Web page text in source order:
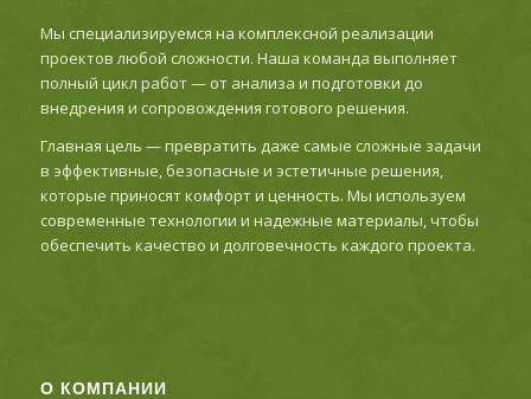
Мы специализируемся на комплексной реализации
проектов любой сложности. Наша команда выполняет
полный цикл работ — от анализа и подготовки до
внедрения и сопровождения готового решения.
Главная цель — превратить даже самые сложные задачи
в эффективные, безопасные и эстетичные решения,
которые приносят комфорт и ценность. Мы используем
современные технологии и надежные материалы, чтобы
обеспечить качество и долговечность каждого проекта.
О КОМПАНИИ